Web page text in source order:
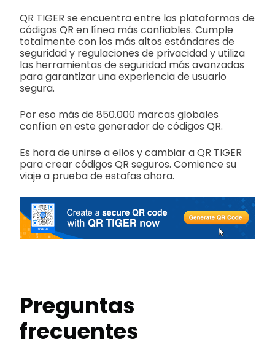
QR TIGER se encuentra entre las plataformas de
códigos QR en línea más confiables. Cumple
totalmente con los más altos estándares de
seguridad y regulaciones de privacidad y utiliza
las herramientas de seguridad más avanzadas
para garantizar una experiencia de usuario
segura.
Por eso más de 850.000 marcas globales
confían en este generador de códigos QR.
Es hora de unirse a ellos y cambiar a QR TIGER
para crear códigos QR seguros. Comience su
viaje a prueba de estafas ahora.
Preguntas
frecuentes